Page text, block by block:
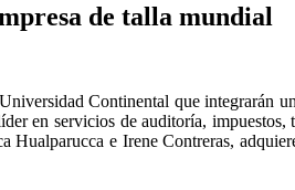
de talla mundial
Continental que
en servicios de auditoría,
Hualparucca e Irene Contreras,